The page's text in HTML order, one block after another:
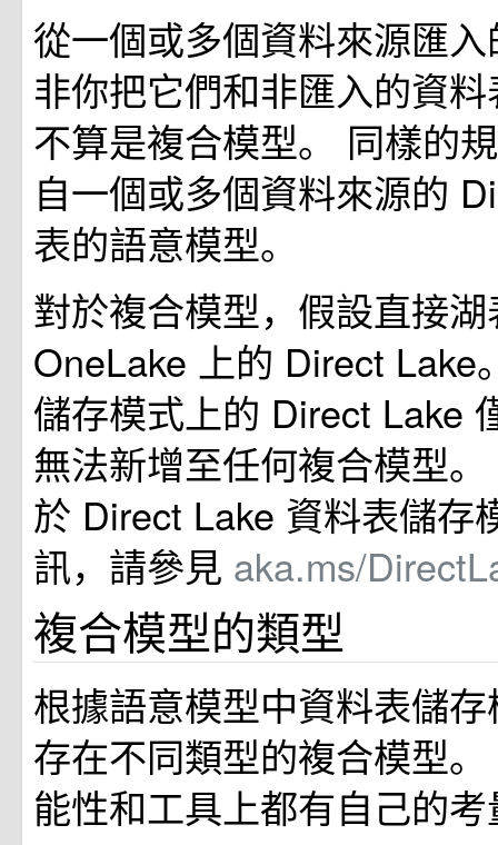
從一個或多個資料來源匯
非你把它們和非匯入的資
不算是複合模型。 同樣的
自一個或多個資料來源的
表的語意模型。
對於複合模型，假設直接
OneLake 上的 Direct Lake
儲存模式上的 Direct Lake
無法新增至任何複合模型
於 Direct Lake 資料表儲存
訊，請參見 aka.ms/
複合模型的類型
根據語意模型中資料表儲
存在不同類型的複合模型
能性和工具上都有自己的